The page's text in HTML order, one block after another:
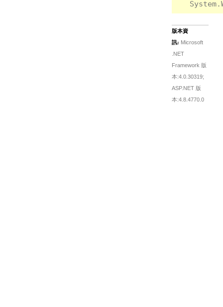
版本資
訊: Microsoft
.NET
Framework 版
本:4.0.30319;
ASP.NET 版
本:4.8.4770.0